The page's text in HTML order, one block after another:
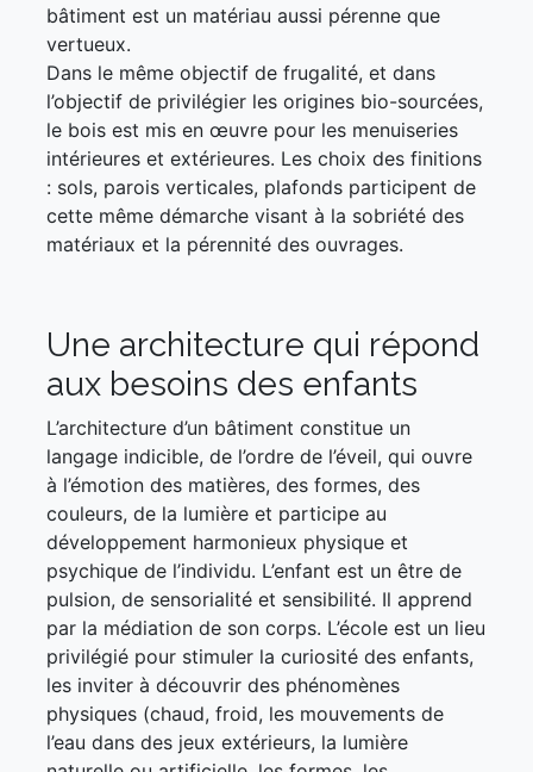
bâtiment est un matériau aussi pérenne que
vertueux.
Dans le même objectif de frugalité, et dans
l’objectif de privilégier les origines bio-sourcées,
le bois est mis en œuvre pour les menuiseries
intérieures et extérieures. Les choix des finitions
: sols, parois verticales, plafonds participent de
cette même démarche visant à la sobriété des
matériaux et la pérennité des ouvrages.
Une architecture qui répond
aux besoins des enfants
L’architecture d’un bâtiment constitue un
langage indicible, de l’ordre de l’éveil, qui ouvre
à l’émotion des matières, des formes, des
couleurs, de la lumière et participe au
développement harmonieux physique et
psychique de l’individu. L’enfant est un être de
pulsion, de sensorialité et sensibilité. Il apprend
par la médiation de son corps. L’école est un lieu
privilégié pour stimuler la curiosité des enfants,
les inviter à découvrir des phénomènes
physiques (chaud, froid, les mouvements de
l’eau dans des jeux extérieurs, la lumière